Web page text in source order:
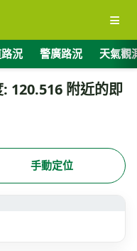
≡
路況 警廣路況 天氣觀
120.516 附近的即
手動定位